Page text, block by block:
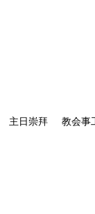
主日崇拜 教会事